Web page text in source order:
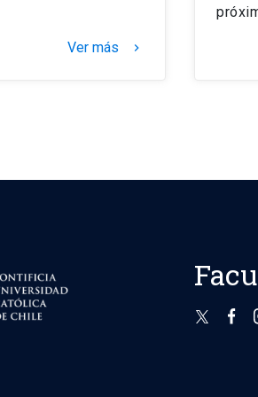
Ver más keyboard_arrow_right